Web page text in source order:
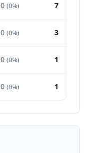
0 (0%) 7
0 (0%) 3
0 (0%) 1
0 (0%) 1